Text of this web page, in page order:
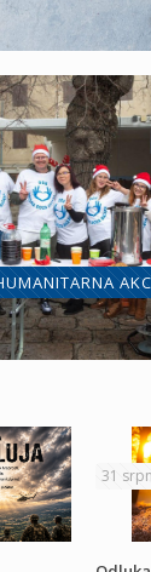
31